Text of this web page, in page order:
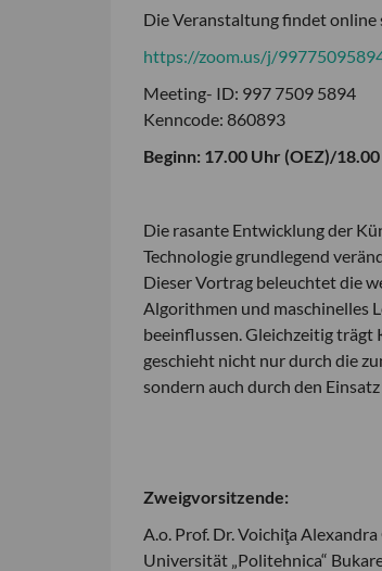
Die Veranstaltung findet online
https://zoom.us/j/
Meeting- ID: 997 7509 5894
Kenncode: 860893
Beginn: 17.00 Uhr (OEZ)/
Die rasante Entwicklung der
Technologie grundlegend
Dieser Vortrag beleuchtet die
Algorithmen und maschinelles
beeinflussen. Gleichzeitig trägt
geschieht nicht nur durch die
sondern auch durch den
Zweigvorsitzende:
A.o. Prof. Dr. Voichiţa Alexandra
Universität „Politehnica“